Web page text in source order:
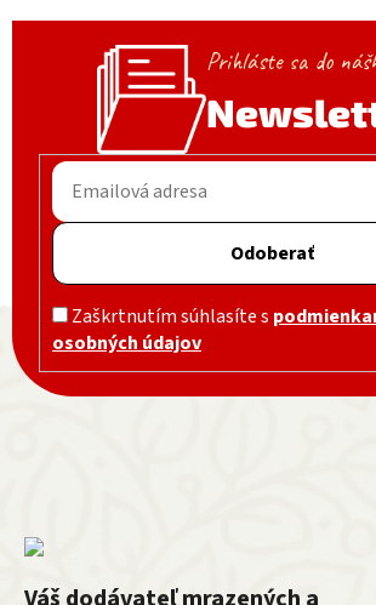
Prihláste sa do
Odoberať
Zaškrtnutím súhlasíte s
osobných údajov
Zápätie